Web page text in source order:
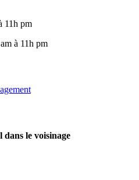
11h pm
à 11h pm
dans le voisinage